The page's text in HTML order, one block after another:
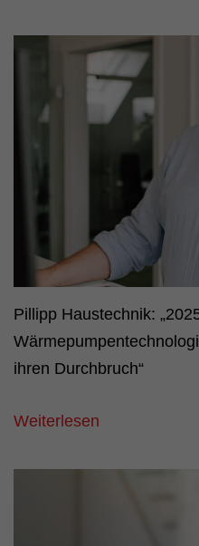
Pillipp Haustechnik:
ihren Durchbruch“
Weiterlesen